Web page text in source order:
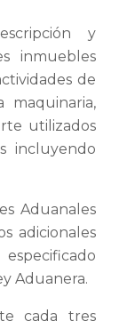
y
inmuebles
de
maquinaria,
utilizados
incluyendo
Aduanales
adicionales
Aduanera.
cada tres